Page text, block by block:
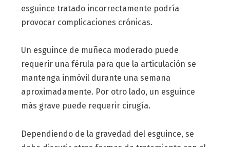
esguince tratado incorrectamente podría
provocar complicaciones crónicas.
Un esguince de muñeca moderado puede
requerir una férula para que la articulación se
mantenga inmóvil durante una semana
aproximadamente. Por otro lado, un esguince
más grave puede requerir cirugía.
Dependiendo de la gravedad del esguince, se